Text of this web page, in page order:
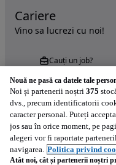
Cariere
Vino sa lucrezi cu noi!
Cauți un job?
Încearcă
Nouă ne pasă ca datele tale
Noi și partenerii noștri 375
dvs., precum identificatorii
caracter personal. Puteți
jos sau în orice moment, pe
alegeri vor fi raportate
navigarea. Politica privind
Atât noi, cât și partenerii noștri